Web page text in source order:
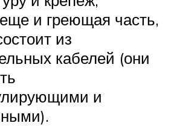
и греющая часть,
из
кабелей (они
и